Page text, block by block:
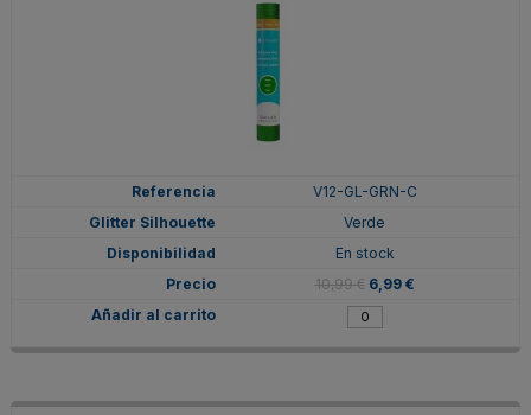
V12-GL-GRN-C
Verde
En stock
10,99 € 6,99 €